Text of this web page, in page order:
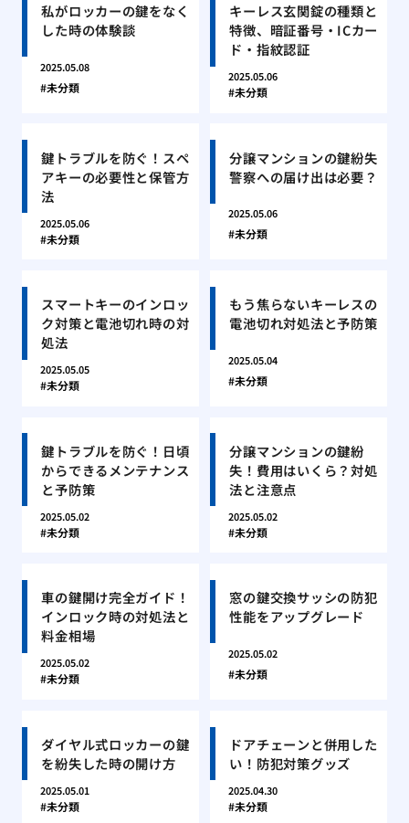
私がロッカーの鍵をなく
した時の体験談
2025.05.08
未分類
キーレス玄関錠の種類と
特徴、暗証番号・ICカー
ド・指紋認証
2025.05.06
未分類
鍵トラブルを防ぐ！スペ
アキーの必要性と保管方
法
2025.05.06
未分類
分譲マンションの鍵紛失
警察への届け出は必要？
2025.05.06
未分類
スマートキーのインロッ
ク対策と電池切れ時の対
処法
2025.05.05
未分類
もう焦らないキーレスの
電池切れ対処法と予防策
2025.05.04
未分類
鍵トラブルを防ぐ！日頃
からできるメンテナンス
と予防策
2025.05.02
未分類
分譲マンションの鍵紛
失！費用はいくら？対処
法と注意点
2025.05.02
未分類
車の鍵開け完全ガイド！
インロック時の対処法と
料金相場
2025.05.02
未分類
窓の鍵交換サッシの防犯
性能をアップグレード
2025.05.02
未分類
ダイヤル式ロッカーの鍵
を紛失した時の開け方
2025.05.01
未分類
ドアチェーンと併用した
い！防犯対策グッズ
2025.04.30
未分類